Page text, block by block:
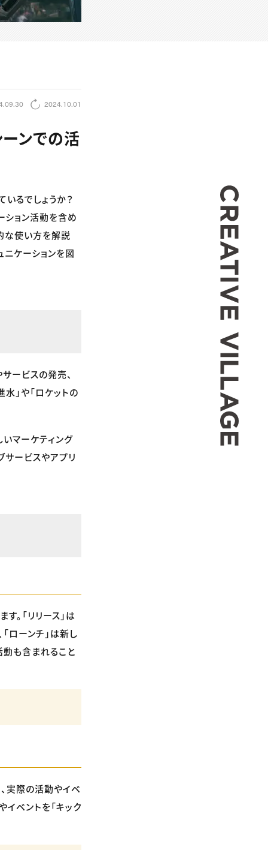
2024.10.01
ーンでの活
るでしょうか？
ション活動を含め
な使い方を解説
ニケーションを図
ービスの発売、
」や「ロケットの
いマーケティング
サービスやアプリ
。「リリース」は
ローンチ」は新し
も含まれること
実際の活動やイベ
ベントを「キック